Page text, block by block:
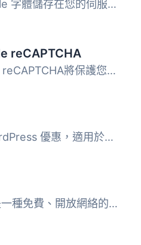
將使用的 Google 字體儲存在您的伺服器上，讓您的網站更符合 ...
reCAPTCHA
Simple Google reCAPTCHA將保護您的WordPress！您可以在默認...
檢查最新的 WordPress 優惠，適用於您的網站。 Google Analyt...
Web Stories 是一種免費、開放網絡的視覺故事格式，讓您能夠...